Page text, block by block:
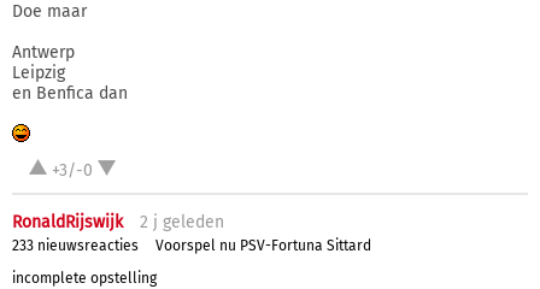
Doe maar
Antwerp
Leipzig
en Benfica dan
+3/-0
RonaldRijswijk 2 j geleden
233 nieuwsreacties
Voorspel nu PSV-Fortuna Sittard
incomplete opstelling